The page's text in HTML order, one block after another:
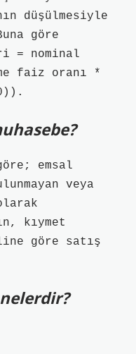
düşülmesiyle
göre
= nominal
faiz oranı *
emsal
veya
kıymet
göre satış